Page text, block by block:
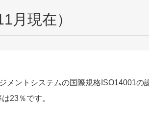
月現在）
ントシステムの国際規格ISO14001の
23％です。